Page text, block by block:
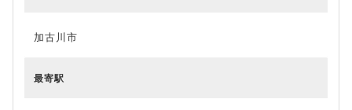
加古川市
最寄駅